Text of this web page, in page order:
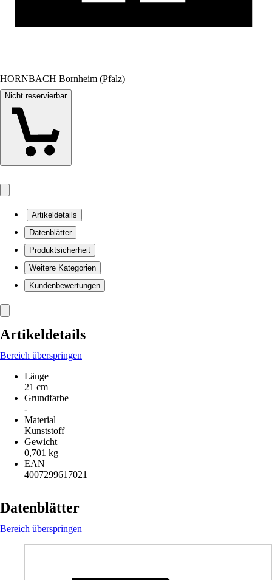
HORNBACH Bornheim (Pfalz)
Nicht reservierbar
Artikeldetails
Datenblätter
Produktsicherheit
Weitere Kategorien
Kundenbewertungen
Artikeldetails
Bereich überspringen
Länge
21 cm
Grundfarbe
-
Material
Kunststoff
Gewicht
0,701 kg
EAN
4007299617021
Datenblätter
Bereich überspringen